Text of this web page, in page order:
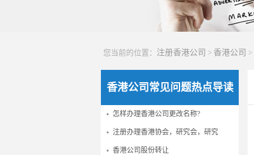
您当前的位置： 注册香港公司 > 香港公司 >
香港公司常见问题热点导读
怎样办理香港公司更改名称?
注册办理香港协会，研究会，研究
香港公司股份转让